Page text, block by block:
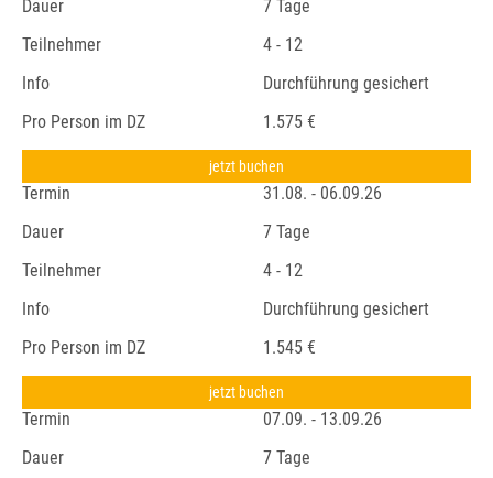
Dauer
7 Tage
Teilnehmer
4 - 12
Info
Durchführung gesichert
Pro Person im DZ
1.575 €
jetzt buchen
Termin
31.08. - 06.09.26
Dauer
7 Tage
Teilnehmer
4 - 12
Info
Durchführung gesichert
Pro Person im DZ
1.545 €
jetzt buchen
Termin
07.09. - 13.09.26
Dauer
7 Tage